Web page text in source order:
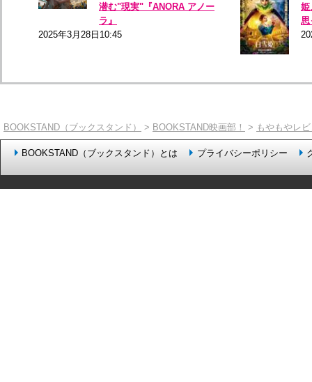
潜む"現実"『ANORA アノー
ラ』
2025年3月28日10:45
姫
思
BOOKSTAND（ブックスタンド） > BOOKSTAND映画部！ > もやもやレ
BOOKSTAND（ブックスタンド）とは プライバシーポリシー